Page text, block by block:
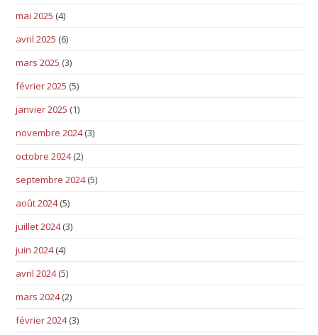
mai 2025 (4)
avril 2025 (6)
mars 2025 (3)
février 2025 (5)
janvier 2025 (1)
novembre 2024(3)
octobre 2024(2)
septembre 2024(5)
août 2024(5)
juillet 2024(3)
juin 2024(4)
avril 2024(5)
mars 2024(2)
février 2024(3)